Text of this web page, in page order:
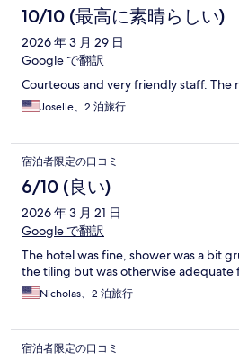
10/10 (最高に素晴らしい)
2026 年 3 月 29 日
Google で翻訳
Courteous and very friendly staff. The
Joselle、2 泊旅行
宿泊者限定の口コミ
6/10 (良い)
2026 年 3 月 21 日
Google で翻訳
The hotel was fine, shower was a bit
the tiling but was otherwise adequate
Nicholas、2 泊旅行
宿泊者限定の口コミ